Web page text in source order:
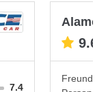
7.4